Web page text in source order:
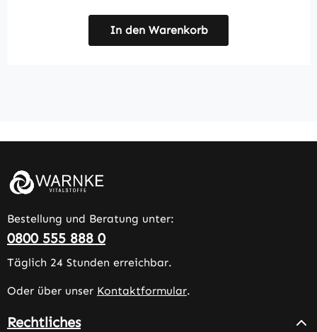
In den Warenkorb
Bestellung und Beratung unter:
0800 555 888 0
Täglich 24 Stunden erreichbar.
Oder über unser Kontaktformular.
Rechtliches